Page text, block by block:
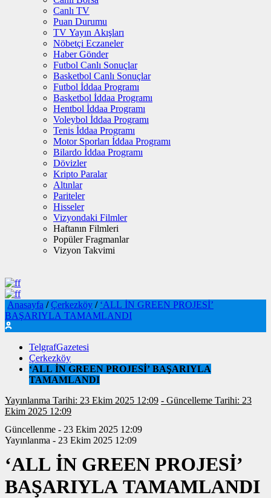
Canlı TV
Puan Durumu
TV Yayın Akışları
Nöbetçi Eczaneler
Haber Gönder
Futbol Canlı Sonuçlar
Basketbol Canlı Sonuçlar
Futbol İddaa Programı
Basketbol İddaa Programı
Hentbol İddaa Programı
Voleybol İddaa Programı
Tenis İddaa Programı
Motor Sporları İddaa Programı
Bilardo İddaa Programı
Dövizler
Kripto Paralar
Altınlar
Pariteler
Hisseler
Vizyondaki Filmler
Haftanın Filmleri
Popüler Fragmanlar
Vizyon Takvimi
Anasayfa / Çerkezköy / ‘ALL İN GREEN PROJESİ’
BAŞARIYLA TAMAMLANDI
TelgrafGazetesi
Çerkezköy
‘ALL İN GREEN PROJESİ’ BAŞARIYLA
TAMAMLANDI
Yayınlanma Tarihi: 23 Ekim 2025 12:09 - Güncelleme Tarihi: 23
Ekim 2025 12:09
Güncellenme - 23 Ekim 2025 12:09
Yayınlanma - 23 Ekim 2025 12:09
‘ALL İN GREEN PROJESİ’
BAŞARIYLA TAMAMLANDI